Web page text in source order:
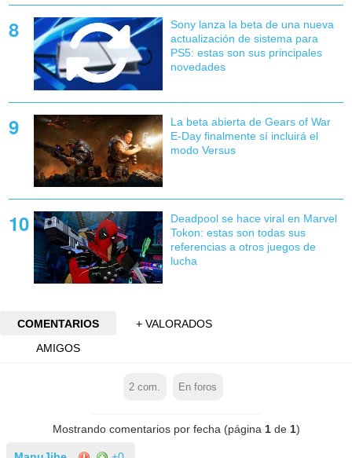
Sony lanza la beta de una nueva
actualización de sistema para
PS5: estas son sus principales
novedades
La beta abierta de Gears of War
E-Day finalmente sí incluirá el
modo Versus
Deadpool se hace viral en Marvel
Tokon: estas son todas sus
referencias a otros juegos de
lucha
COMENTARIOS
+ VALORADOS
AMIGOS
2 com. En foros
Mostrando comentarios por fecha (página 1de 1)